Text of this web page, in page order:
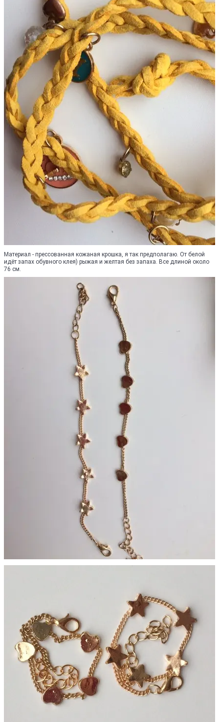
Материал - прессованная кожаная крошка, я так предполагаю. От белой
идёт запах обувного клея) рыжая и желтая без запаха. Все длиной около
76 см.